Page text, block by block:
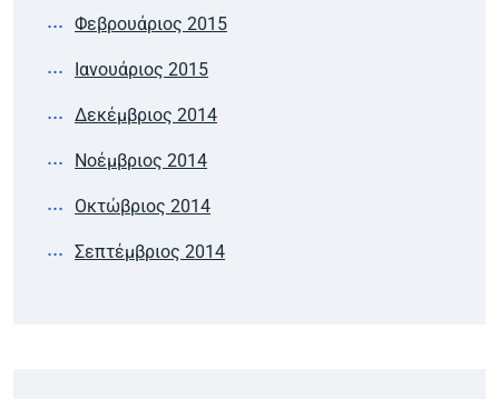
Φεβρουάριος 2015
Ιανουάριος 2015
Δεκέμβριος 2014
Νοέμβριος 2014
Οκτώβριος 2014
Σεπτέμβριος 2014